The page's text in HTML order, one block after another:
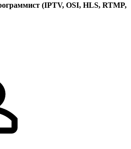
(IPTV, OSI, HLS, RTMP,